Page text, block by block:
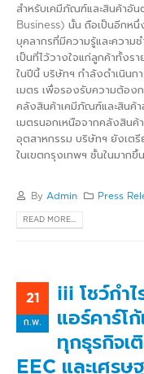
สำหรับเคมีภัณฑ์และสินค้าอั
Business) นั้น ถือเป็นอีกห
บุคลากรที่มีความรู้และความ
เป็นที่ไว้วางใจแก่ลูกค้าทั้งรา
ในปีนี้ บริษัทฯ กำลังดำเนินก
เมตร เพื่อรองรับความต้อง
คลังสินค้าเคมีภัณฑ์และสินค้า
เมตรนอกเหนือจากคลังสินค้
อุตสาหกรรม บริษัทฯ ยังเต
ในเขตกรุงเทพฯ ชั้นในมากขึ้
By Admin Press
READ MORE...
21
ก.พ.
iii โชว์กำ
แอร์คาร์โ
ทุกธุรกิจเ
EEC และเศรษ